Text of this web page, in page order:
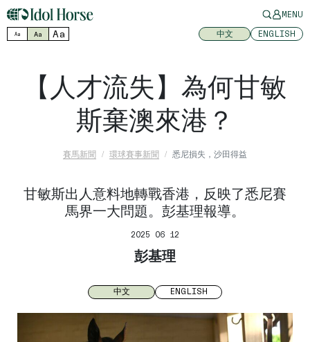
MENU
Aa Aa Aa 中文 ENGLISH
【人才流失】為何甘敏
斯棄澳來港？
賽馬新聞 環球賽事新聞 悉尼損失，沙田得益
甘敏斯出人意料地轉戰香港，反映了悉尼賽
馬界一大問題。彭基理報導。
2025 06 12
彭基理
中文 ENGLISH